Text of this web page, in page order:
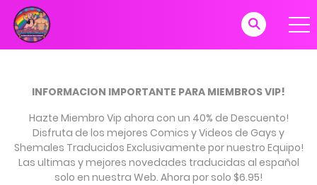
INFORMACION IMPORTANTE PARA MIEMBROS VIP!
Hazte Miembro Vip ahora con un 40% de Descuento!
Disfruta de los mejores Comics y Videos de Gays y
Shemales Traducidos Exclusivamente por nuestro Equipo!
Las ultimas y mejores novedades traducidas al español
solo en nuestra Web. Ahora por solo $6.95!